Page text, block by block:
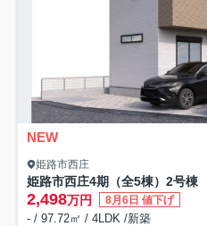
NEW
姫路市西庄
姫路市西庄4期（全5棟）2号棟
2,498万円 8月6日 値下げ
- / 97.72㎡ / 4LDK /新築